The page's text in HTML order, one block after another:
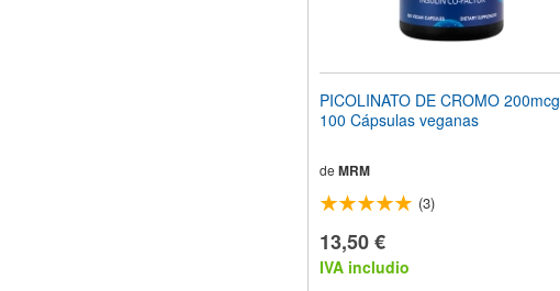
PICOLINATO DE CROMO 200mcg
100 Cápsulas veganas
de MRM
(3)
13,50 €
IVA includio